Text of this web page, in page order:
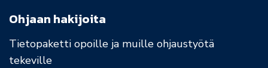
Ohjaan hakijoita
Tietopaketti opoille ja muille ohjaustyötä
tekeville